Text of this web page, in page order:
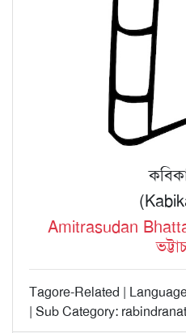
Amitrasudan
Tagore-Related |
| Sub Category: